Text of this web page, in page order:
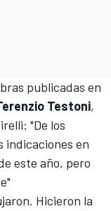
publicadas en
Testoni,
"De los
indicaciones en
este año, pero
Hicieron la